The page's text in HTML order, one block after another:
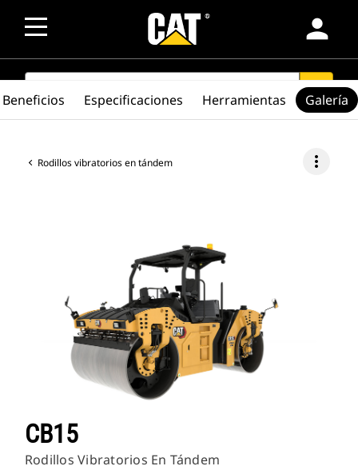
person
SEARCH search
Rodillos vibratorios en tándem more_vert
CB15
Rodillos Vibratorios En Tándem
Beneficios Especificaciones Herramientas Galería